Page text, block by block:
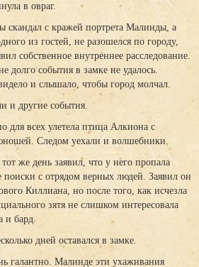
в овраг.
скандал с кражей портрета Малинды, а
из гостей, не разошелся по городу,
собственное внутреннее расследование.
долго события в замке не удалось.
и слышало, чтобы город молчал.
и другие события.
для всех улетела птица Алкиона с
Следом уехали и волшебники.
же день заявил, что у него пропала
поиски с отрядом верных людей. Заявил он
Киллиана, но после того, как исчезла
зятя не слишком интересовала
и бард.
дней оставался в замке.
галантно. Малинде эти ухаживания